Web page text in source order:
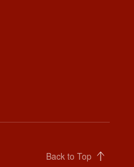
Back to Top